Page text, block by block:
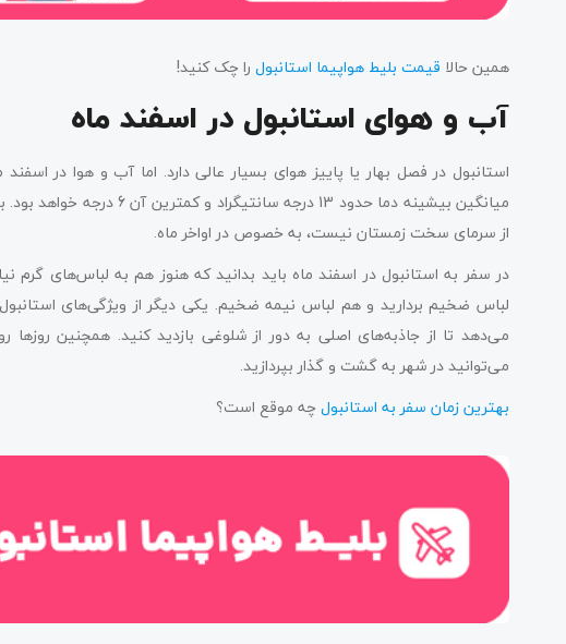
همین حالا قیمت بلیط هواپیما استانبول را چک کنید!
آب و هوای استانبول در اسفند ماه
استانبول در فصل بهار یا پاییز هوای بسیار عالی دارد. اما آب و هوا در
میانگین بیشینه دما حدود 13
از سرمای سخت زمستان نیست، به خصوص در اواخر ماه.
در سفر به استانبول در اسفند ماه باید بدانید که هنوز هم به لباس‌های گرم
لباس ضخیم بردارید و هم لباس نیمه ضخیم. یکی دیگر از ویژگی‌های
می‌دهد تا از جاذبه‌های اصلی به دور از شلوغی بازدید کنید. همچنین
می‌توانید در شهر به گشت و گذار بپردازید.
بهترین زمان سفر به استانبول چه موقع است؟